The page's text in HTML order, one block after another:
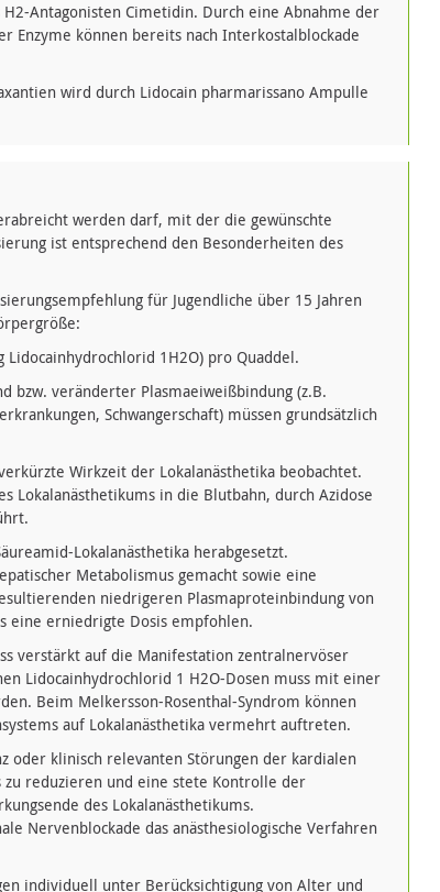
Antagonisten Cimetidin. Durch eine Abnahme der
Enzyme können bereits nach Interkostalblockade
wird durch Lidocain pharmarissano Ampulle
werden darf, mit der die gewünschte
ist entsprechend den Besonderheiten des
für Jugendliche über 15 Jahren
1H2O) pro Quaddel.
bzw. veränderter Plasmaeiweißbindung (z.B.
Schwangerschaft) müssen grundsätzlich
Wirkzeit der Lokalanästhetika beobachtet.
Lokalanästhetikums in die Blutbahn, durch Azidose
Lokalanästhetika herabgesetzt.
Metabolismus gemacht sowie eine
niedrigeren Plasmaproteinbindung von
eine erniedrigte Dosis empfohlen.
verstärkt auf die Manifestation zentralnervöser
Lidocainhydrochlorid 1 H2O-Dosen muss mit einer
Beim Melkersson-Rosenthal-Syndrom können
auf Lokalanästhetika vermehrt auftreten.
oder klinisch relevanten Störungen der kardialen
zu reduzieren und eine stete Kontrolle der
des Lokalanästhetikums.
Nervenblockade das anästhesiologische Verfahren
individuell unter Berücksichtigung von Alter und